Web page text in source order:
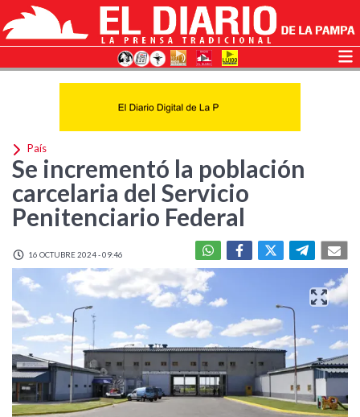
País
Se incrementó la población
carcelaria del Servicio
Penitenciario Federal
16 OCTUBRE 2024 - 09:46